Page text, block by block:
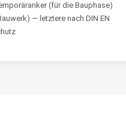
(für die Bauphase)
— letztere nach DIN EN